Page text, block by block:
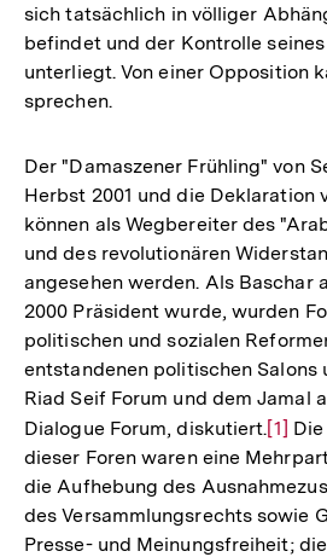
sich tatsächlich in völliger
befindet und der Kontrolle
unterliegt. Von einer Opposition
sprechen.
Der "Damaszener Frühling" von
Herbst 2001 und die Deklaration
können als Wegbereiter des
und des revolutionären
angesehen werden. Als Baschar
2000 Präsident wurde, wurden
politischen und sozialen
entstandenen politischen Salons
Riad Seif Forum und dem Jamal
Dialogue Forum, diskutiert.Zur
der
[1]
dieser Foren waren eine
die Aufhebung des
des Versammlungsrechts sowie
Presse- und Meinungsfreiheit;